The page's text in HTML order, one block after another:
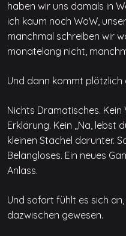
haben wir uns damals in
ich kaum noch WoW,
manchmal schreiben wir
monatelang nicht,
Und dann kommt plötzlich
Nichts Dramatisches.
Erklärung. Kein „Na, lebst
kleinen Stachel darunter.
Belangloses. Ein neues
Anlass.
Und sofort fühlt es sich
dazwischen gewesen.